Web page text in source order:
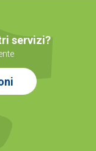
servizi?